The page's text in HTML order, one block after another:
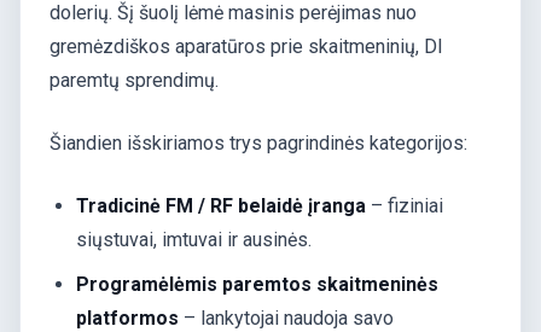
dolerių. Šį šuolį lėmė masinis perėjimas nuo
gremėzdiškos aparatūros prie skaitmeninių, DI
paremtų sprendimų.
Šiandien išskiriamos trys pagrindinės kategorijos:
Tradicinė FM / RF belaidė įranga – fiziniai
siųstuvai, imtuvai ir ausinės.
Programėlėmis paremtos skaitmeninės
platformos – lankytojai naudoja savo